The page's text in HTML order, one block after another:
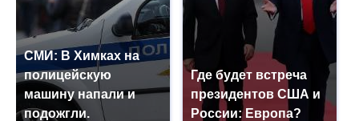
СМИ: В Химках на
полицейскую
машину напали и
подожгли.
Где будет встреча
президентов США и
России: Европа?